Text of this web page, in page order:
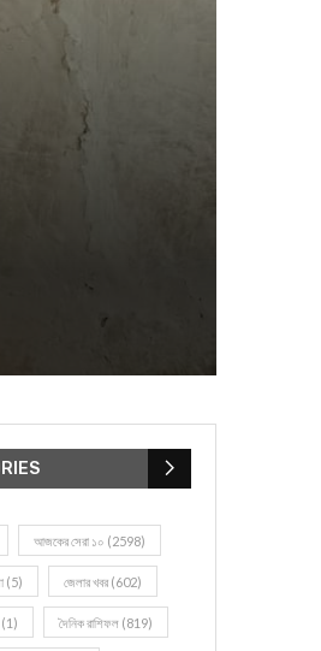
আজকের সেরা ১০ (2598)
(5) জেলার খবর (602)
(1) দৈনিক রাশিফল (819)